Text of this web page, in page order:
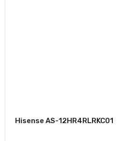
Hisense AS-12HR4RLRKC01